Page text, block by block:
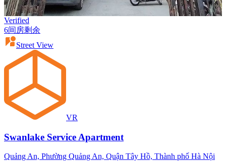
Verified
6间房剩余
Street View
VR
Swanlake Service Apartment
Quảng An, Phường Quảng An, Quận Tây Hồ, Thành phố Hà Nội